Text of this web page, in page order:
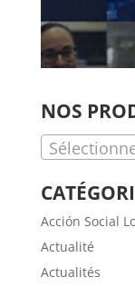
NOS
Acción Social
Actualité
Actualités